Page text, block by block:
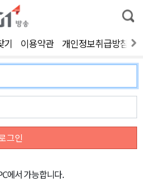
통
합
색
기 이용약관 개인정보취급방침
그인
에서 가능합니다.